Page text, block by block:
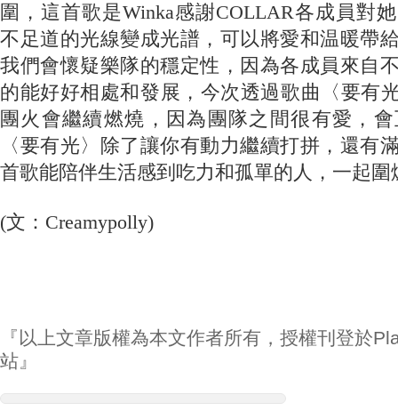
圍，這首歌是Winka感謝COLLAR各成員對
不足道的光線變成光譜，可以將愛和温暖帶
我們會懷疑樂隊的穩定性，因為各成員來自
的能好好相處和發展，今次透過歌曲〈要有
團火會繼續燃燒，因為團隊之間很有愛，
〈要有光〉除了讓你有動力繼續打拼，還有
首歌能陪伴生活感到吃力和孤單的人，一起圍
(文：Creamypolly)
『以上文章版權為本文作者所有，授權刊登於
站』